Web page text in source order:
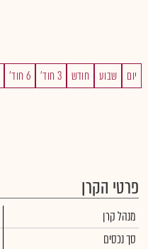
יום שבוע חודש 3 חוד' 6 חוד'
פרטי הקרן
מנהל קרן
סך נכסים